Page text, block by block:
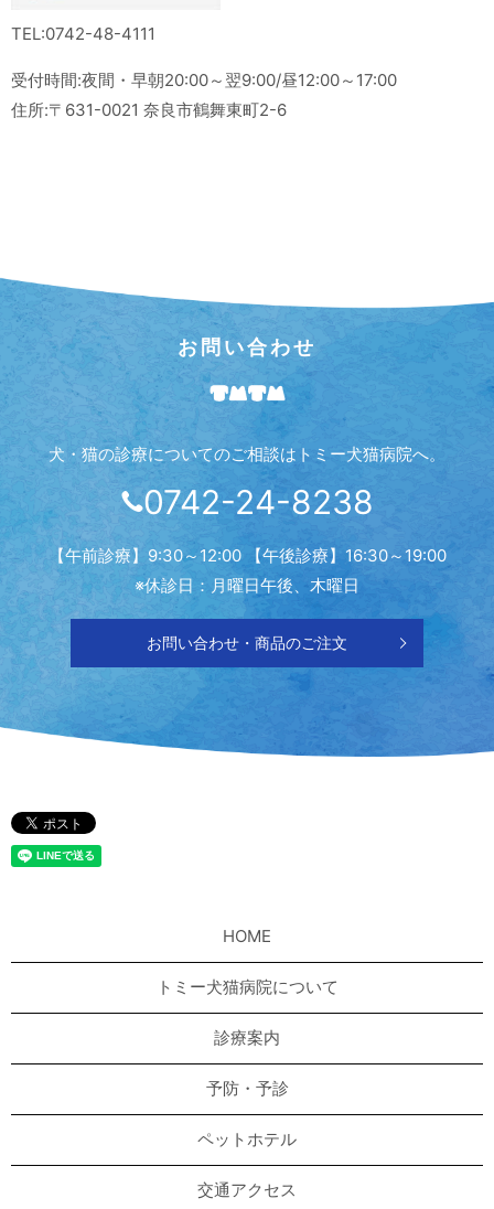
TEL:0742-48-4111
受付時間:夜間・早朝20:00～翌9:00/昼12:00～17:00
住所:〒631-0021 奈良市鶴舞東町2-6
お問い合わせ
犬・猫の診療についてのご相談はトミー犬猫病院へ。
0742-24-8238
【午前診療】9:30～12:00 【午後診療】16:30～19:00
※休診日：月曜日午後、木曜日
お問い合わせ・商品のご注文
HOME
トミー犬猫病院について
診療案内
予防・予診
ペットホテル
交通アクセス